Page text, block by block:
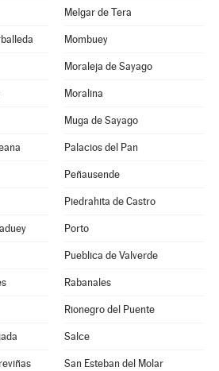
Melgar de Tera
Mombuey
Moraleja de Sayago
Moralina
Muga de Sayago
Palacios del Pan
Peñausende
Piedrahita de Castro
Porto
Pueblica de Valverde
Rabanales
Rionegro del Puente
Salce
San Esteban del Molar